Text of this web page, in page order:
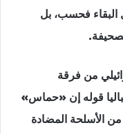
البقاء فحسب، بل
من فرقة
في جباليا قوله إن «حماس»
الأسلحة المضادة